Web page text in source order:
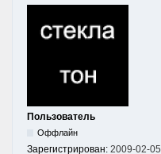
Пользователь
Оффлайн
Зарегистрирован: 2009-02-05